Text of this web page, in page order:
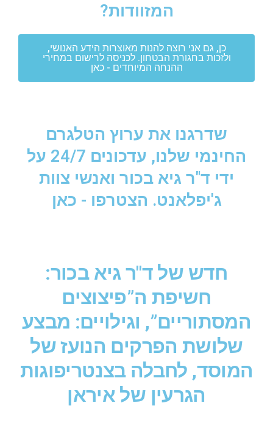
המזוודות?
כן, גם אני רוצה להנות מאוצרות הידע האנושי,
ולזכות בחגורת הבטחון. לכניסה לרישום במחירי
ההנחה המיוחדים - כאן
שדרגנו את ערוץ הטלגרם
החינמי שלנו, עדכונים 24/7 על
ידי ד"ר גיא בכור ואנשי צוות
ג'יפלאנט. הצטרפו - כאן
חדש של ד"ר גיא בכור:
חשיפת ה”פיצוצים
המסתוריים”, וגילויים: מבצע
שלושת הפרקים הנועז של
המוסד, לחבלה בצנטריפוגות
הגרעין של איראן